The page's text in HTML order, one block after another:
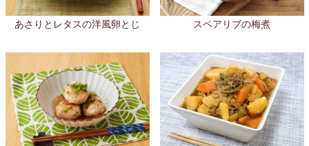
あさりとレタスの洋風卵とじ スペアリブの梅煮